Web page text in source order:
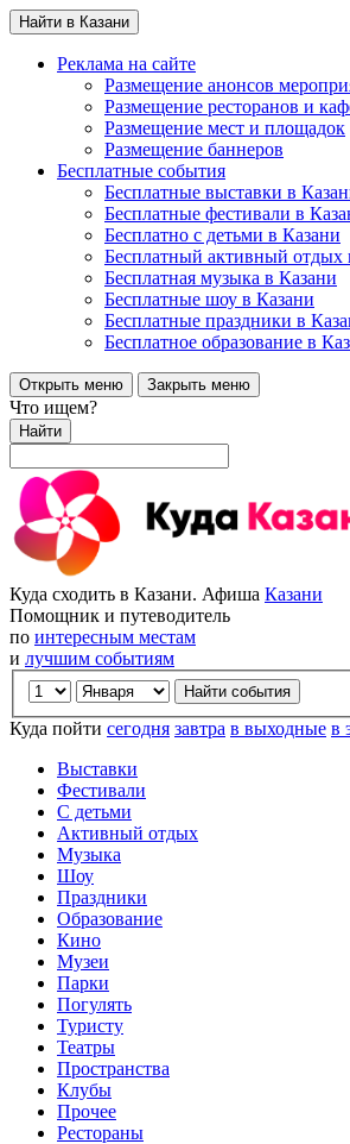
Найти в Казани
Реклама на сайте
Размещение анонсов
Размещение ресторанов и
Размещение мест и площадок
Размещение баннеров
Бесплатные события
Бесплатные выставки в
Бесплатные фестивали в
Бесплатно с детьми в Казани
Бесплатный активный отдых
Бесплатная музыка в Казани
Бесплатные шоу в Казани
Бесплатные праздники в
Бесплатное образование в
Открыть меню Закрыть меню
Что ищем?
Найти
Куда сходить в Казани. Афиша Казани
Помощник и путеводитель
по интересным местам
и лучшим событиям
Куда пойти сегодня завтра в выходные в
Выставки
Фестивали
С детьми
Активный отдых
Музыка
Шоу
Праздники
Образование
Кино
Музеи
Парки
Погулять
Туристу
Театры
Пространства
Клубы
Прочее
Рестораны